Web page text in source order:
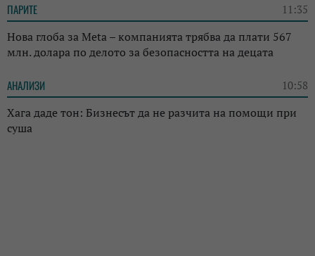
ПАРИТЕ 11:35
Нова глоба за Meta – компанията трябва да плати 567
млн. долара по делото за безопасността на децата
АНАЛИЗИ 10:58
Хага даде тон: Бизнесът да не разчита на помощи при
суша